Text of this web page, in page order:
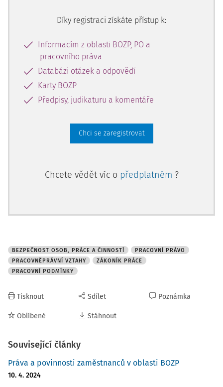
některý ze zákonných předpokladů pro výkon práce nebo
ho splňuje jen částečně
Díky registraci získáte přístup k:
Informacím z oblasti BOZP, PO a
pracovního práva
Databázi otázek a odpovědí
Karty BOZP
Předpisy, judikaturu a komentáře
Chci se zaregistrovat
Chcete vědět víc o předplatném ?
BEZPEČNOST OSOB, PRÁCE A ČINNOSTÍ
PRACOVNÍ PRÁVO
PRACOVNĚPRÁVNÍ VZTAHY
ZÁKONÍK PRÁCE
PRACOVNÍ PODMÍNKY
Tisknout
Oblíbené
Sdílet
Stáhnout
Poznámka
Související články
Práva a povinnosti zaměstnanců v oblasti BOZP
10. 4. 2024